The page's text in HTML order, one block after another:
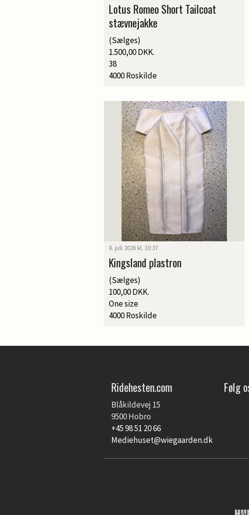
Lotus Romeo Short Tailcoat
stævnejakke
(Sælges)
1.500,00 DKK.
38
4000 Roskilde
8. juli 2026 kl. 10:37
Kingsland plastron
(Sælges)
100,00 DKK.
One size
4000 Roskilde
Ridehesten.com
Blåkildevej 15
9500 Hobro
+45 98 51 20 66
Mediehuset@wiegaarden.dk
Følg